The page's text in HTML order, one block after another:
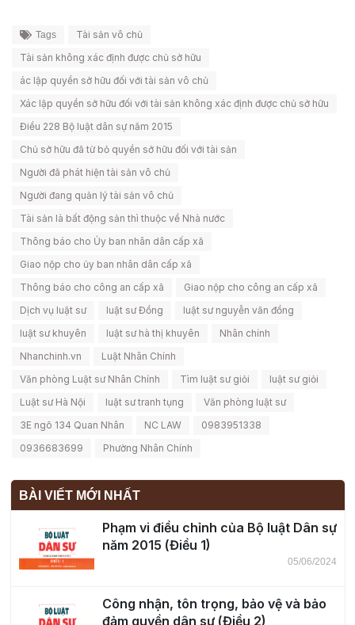
Tags
Tài sản vô chủ
Tài sản không xác định được chủ sở hữu
ác lập quyền sở hữu đối với tài sản vô chủ
Xác lập quyền sở hữu đối với tài sản không xác định được chủ sở hữu
Điều 228 Bộ luật dân sự năm 2015
Chủ sở hữu đã từ bỏ quyền sở hữu đối với tài sản
Người đã phát hiện tài sản vô chủ
Người đang quản lý tài sản vô chủ
Tài sản là bất động sản thì thuộc về Nhà nước
Thông báo cho Ủy ban nhân dân cấp xã
Giao nộp cho ủy ban nhân dân cấp xã
Thông báo cho công an cấp xã
Giao nộp cho công an cấp xã
Dịch vụ luật sư
luật sư Đồng
luật sư nguyễn văn đồng
luật sư khuyên
luật sư hà thị khuyên
Nhân chính
Nhanchinh.vn
Luật Nhân Chính
Văn phòng Luật sư Nhân Chính
Tìm luật sư giỏi
luật sư giỏi
Luật sư Hà Nội
luật sư tranh tụng
Văn phòng luật sư
3E ngõ 134 Quan Nhân
NC LAW
0983951338
0936683699
Phường Nhân Chính
BÀI VIẾT MỚI NHẤT
Phạm vi điều chỉnh của Bộ luật Dân sự
năm 2015 (Điều 1)
05/06/2024
Công nhận, tôn trọng, bảo vệ và bảo
đảm quyền dân sự (Điều 2)